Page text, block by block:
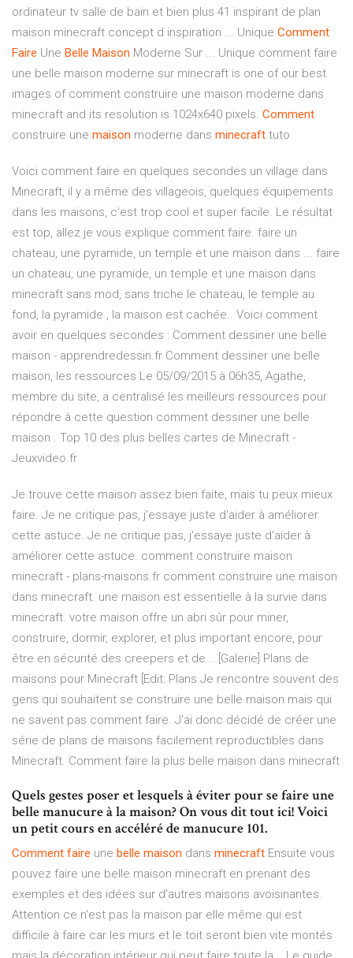
ordinateur tv salle de bain et bien plus 41 inspirant de plan
maison minecraft concept d inspiration ... Unique Comment
Faire Une Belle Maison Moderne Sur ... Unique comment faire
une belle maison moderne sur minecraft is one of our best
images of comment construire une maison moderne dans
minecraft and its resolution is 1024x640 pixels. Comment
construire une maison moderne dans minecraft tuto
Voici comment faire en quelques secondes un village dans
Minecraft, il y a même des villageois, quelques équipements
dans les maisons, c’est trop cool et super facile. Le résultat
est top, allez je vous explique comment faire. faire un
chateau, une pyramide, un temple et une maison dans ... faire
un chateau, une pyramide, un temple et une maison dans
minecraft sans mod, sans triche le chateau, le temple au
fond, la pyramide , la maison est cachée.. Voici comment
avoir en quelques secondes : Comment dessiner une belle
maison - apprendredessin.fr Comment dessiner une belle
maison, les ressources Le 05/09/2015 à 06h35, Agathe,
membre du site, a centralisé les meilleurs ressources pour
répondre à cette question comment dessiner une belle
maison . Top 10 des plus belles cartes de Minecraft -
Jeuxvideo.fr
Je trouve cette maison assez bien faite, mais tu peux mieux
faire. Je ne critique pas, j'essaye juste d'aider à améliorer
cette astuce. Je ne critique pas, j'essaye juste d'aider à
améliorer cette astuce. comment construire maison
minecraft - plans-maisons.fr comment construire une maison
dans minecraft. une maison est essentielle à la survie dans
minecraft. votre maison offre un abri sûr pour miner,
construire, dormir, explorer, et plus important encore, pour
être en sécurité des creepers et de... [Galerie] Plans de
maisons pour Minecraft [Edit: Plans Je rencontre souvent des
gens qui souhaitent se construire une belle maison mais qui
ne savent pas comment faire. J'ai donc décidé de créer une
série de plans de maisons facilement reproductibles dans
Minecraft. Comment faire la plus belle maison dans minecraft
Quels gestes poser et lesquels à éviter pour se faire une
belle manucure à la maison? On vous dit tout ici! Voici
un petit cours en accéléré de manucure 101.
Comment faire une belle maison dans minecraft Ensuite vous
pouvez faire une belle maison minecraft en prenant des
exemples et des idées sur d'autres maisons avoisinantes.
Attention ce n'est pas la maison par elle même qui est
difficile à faire car les murs et le toit seront bien vite montés